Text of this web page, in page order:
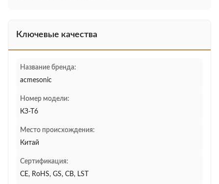
Ключевые качества
Название бренда:
acmesonic
Номер модели:
КЗ-Т6
Место происхождения:
Китай
Сертификация:
CE, RoHS, GS, CB, LST